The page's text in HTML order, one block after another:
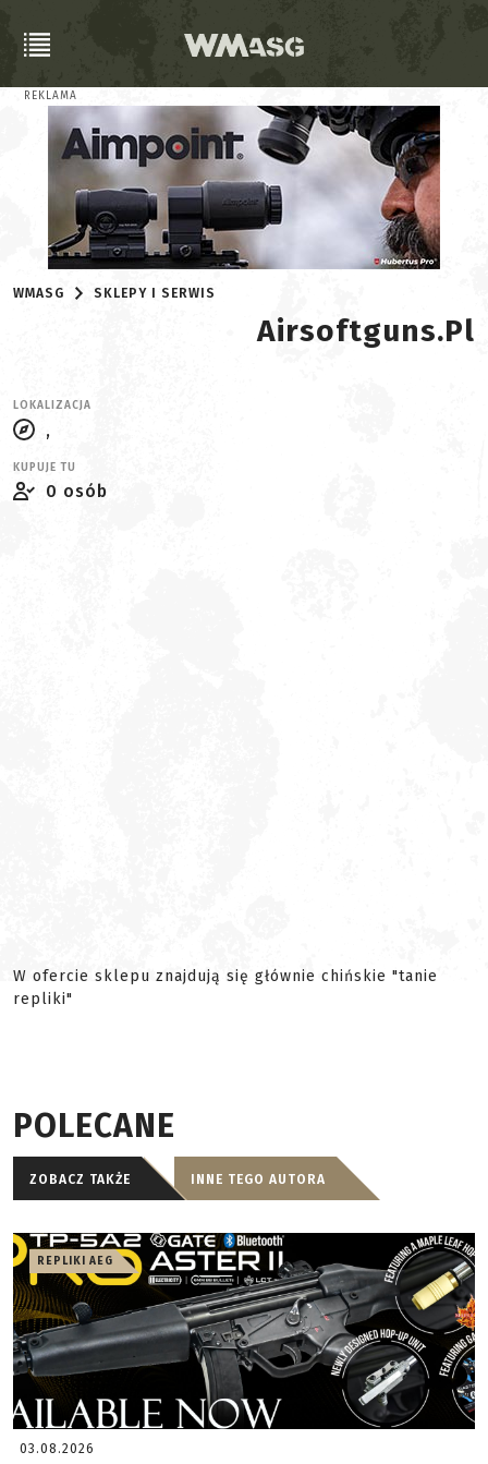
REKLAMA
WMASG SKLEPY I SERWIS
Airsoftguns.pl
LOKALIZACJA
,
KUPUJE TU
0 osób
W ofercie sklepu znajdują się głównie chińskie "tanie
repliki"
POLECANE
ZOBACZ TAKŻE INNE TEGO AUTORA
REPLIKI AEG
03.08.2026